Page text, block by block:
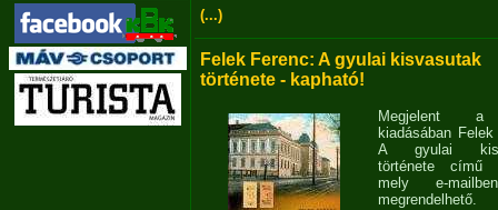
(...)
Felek Ferenc: A gyulai kisvasutak
története - kapható!
Megjelent
kiadásában
A gyulai
története című
mely e-
megrendelhető.